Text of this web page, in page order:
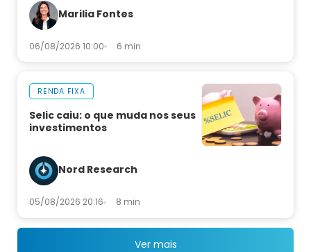
Marilia Fontes
06/08/2026 10:00 6 min
RENDA FIXA
Selic caiu: o que muda nos seus
investimentos
Nord Research
05/08/2026 20:16 8 min
Ver mais